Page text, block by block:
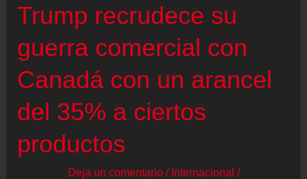
Trump recrudece su
guerra comercial con
Canadá con un arancel
del 35% a ciertos
productos
Deja un comentario / Internacional /